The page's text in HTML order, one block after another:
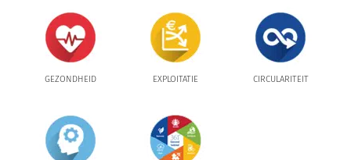
GEZONDHEID EXPLOITATIE CIRCULARITEIT